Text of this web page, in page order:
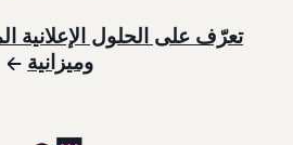
تعرّف على الحلول الإعلانية
وميزانية